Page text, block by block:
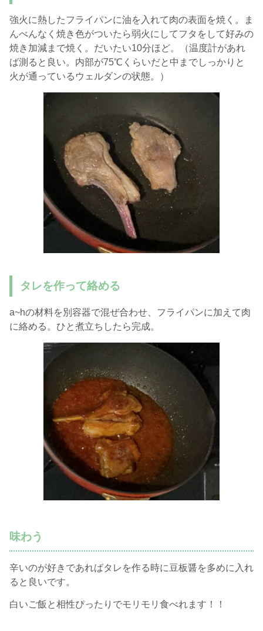
強火に熱したフライパンに油を入れて肉の表面を焼く。ま
んべんなく焼き色がついたら弱火にしてフタをして好みの
焼き加減まで焼く。だいたい10分ほど。（温度計があれ
ば測ると良い。内部が75℃くらいだと中までしっかりと
火が通っているウェルダンの状態。）
タレを作って絡める
a~hの材料を別容器で混ぜ合わせ、フライパンに加えて肉
に絡める。ひと煮立ちしたら完成。
味わう
辛いのが好きであればタレを作る時に豆板醤を多めに入れ
ると良いです。
白いご飯と相性ぴったりでモリモリ食べれます！！